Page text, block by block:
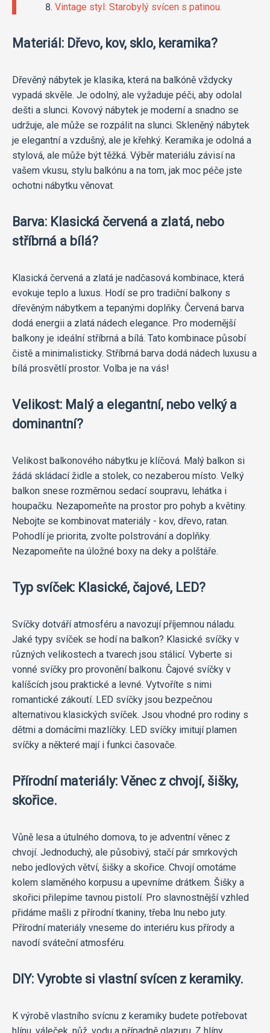
Vintage styl: Starobylý svícen s patinou.
Materiál: Dřevo, kov, sklo, keramika?
Dřevěný nábytek je klasika, která na balkóně vždycky
vypadá skvěle. Je odolný, ale vyžaduje péči, aby odolal
dešti a slunci. Kovový nábytek je moderní a snadno se
udržuje, ale může se rozpálit na slunci. Skleněný nábytek
je elegantní a vzdušný, ale je křehký. Keramika je odolná a
stylová, ale může být těžká. Výběr materiálu závisí na
vašem vkusu, stylu balkónu a na tom, jak moc péče jste
ochotni nábytku věnovat.
Barva: Klasická červená a zlatá, nebo
stříbrná a bílá?
Klasická červená a zlatá je nadčasová kombinace, která
evokuje teplo a luxus. Hodí se pro tradiční balkony s
dřevěným nábytkem a tepanými doplňky. Červená barva
dodá energii a zlatá nádech elegance. Pro modernější
balkony je ideální stříbrná a bílá. Tato kombinace působí
čistě a minimalisticky. Stříbrná barva dodá nádech luxusu a
bílá prosvětlí prostor. Volba je na vás!
Velikost: Malý a elegantní, nebo velký a
dominantní?
Velikost balkonového nábytku je klíčová. Malý balkon si
žádá skládací židle a stolek, co nezaberou místo. Velký
balkon snese rozměrnou sedací soupravu, lehátka i
houpačku. Nezapomeňte na prostor pro pohyb a květiny.
Nebojte se kombinovat materiály - kov, dřevo, ratan.
Pohodlí je priorita, zvolte polstrování a doplňky.
Nezapomeňte na úložné boxy na deky a polštáře.
Typ svíček: Klasické, čajové, LED?
Svíčky dotváří atmosféru a navozují příjemnou náladu.
Jaké typy svíček se hodí na balkon? Klasické svíčky v
různých velikostech a tvarech jsou stálicí. Vyberte si
vonné svíčky pro provonění balkonu. Čajové svíčky v
kalíšcích jsou praktické a levné. Vytvoříte s nimi
romantické zákoutí. LED svíčky jsou bezpečnou
alternativou klasických svíček. Jsou vhodné pro rodiny s
dětmi a domácími mazlíčky. LED svíčky imitují plamen
svíčky a některé mají i funkci časovače.
Přírodní materiály: Věnec z chvojí, šišky,
skořice.
Vůně lesa a útulného domova, to je adventní věnec z
chvojí. Jednoduchý, ale působivý, stačí pár smrkových
nebo jedlových větví, šišky a skořice. Chvojí omotáme
kolem slaměného korpusu a upevníme drátkem. Šišky a
skořici přilepíme tavnou pistolí. Pro slavnostnější vzhled
přidáme mašli z přírodní tkaniny, třeba lnu nebo juty.
Přírodní materiály vneseme do interiéru kus přírody a
navodí sváteční atmosféru.
DIY: Vyrobte si vlastní svícen z keramiky.
K výrobě vlastního svícnu z keramiky budete potřebovat
hlínu, váleček, nůž, vodu a případně glazuru. Z hlíny